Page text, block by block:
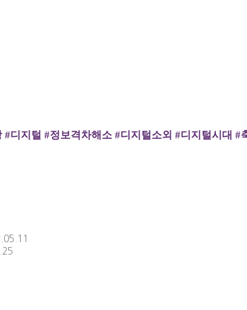
디지털 #정보격차해소 #디지털소외 #디지털시대 #